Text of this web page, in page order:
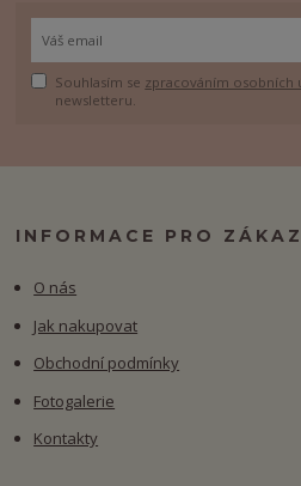
Souhlasím se zpracováním osobních
newsletteru.
INFORMACE PRO
O nás
Jak nakupovat
Obchodní podmínky
Fotogalerie
Kontakty